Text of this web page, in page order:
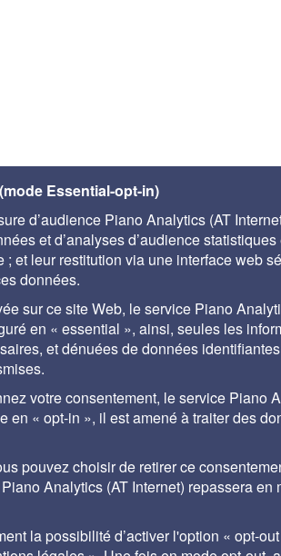
Essential-opt-in)
d’audience Piano Analytics (AT
et d’analyses d’audience statistiques
et leur restitution via une interface web
données.
sur ce site Web, le service Piano
en « essential », ainsi, seules les
et dénuées de données
votre consentement, le service Piano
en « opt-in », il est amené à traiter des
pouvez choisir de retirer ce
Analytics (AT Internet) repassera en
la possibilité d’activer l'option « opt-